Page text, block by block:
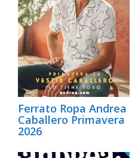
Ferrato Ropa Andrea
Caballero Primavera
2026